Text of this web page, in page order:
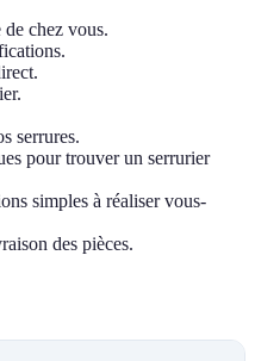
chez vous.
serrures.
pour trouver un serrurier
simples à réaliser vous-
des pièces.